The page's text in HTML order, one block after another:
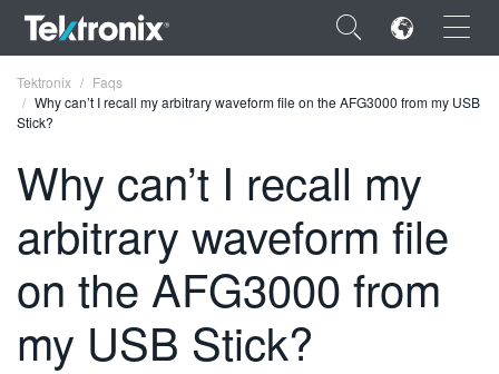
×
ENGLISH
FRANÇAIS
DEUTSCH
VIỆT NAM
Tektronix
Faqs
Why can’t I recall my arbitrary waveform file on the AFG3000 from my USB
Stick?
Why can’t I recall my
arbitrary waveform file
on the AFG3000 from
my USB Stick?